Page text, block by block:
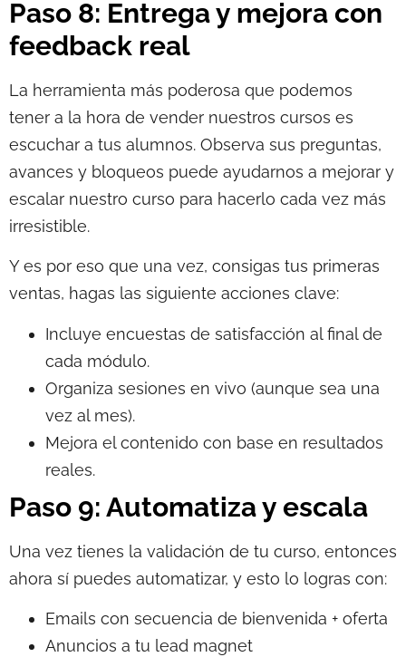
Paso 8: Entrega y mejora con
feedback real
La herramienta más poderosa que podemos
tener a la hora de vender nuestros cursos es
escuchar a tus alumnos. Observa sus preguntas,
avances y bloqueos puede ayudarnos a mejorar y
escalar nuestro curso para hacerlo cada vez más
irresistible.
Y es por eso que una vez, consigas tus primeras
ventas, hagas las siguiente acciones clave:
Incluye encuestas de satisfacción al final de
cada módulo.
Organiza sesiones en vivo (aunque sea una
vez al mes).
Mejora el contenido con base en resultados
reales.
Paso 9: Automatiza y escala
Una vez tienes la validación de tu curso, entonces
ahora sí puedes automatizar, y esto lo logras con:
Emails con secuencia de bienvenida + oferta
Anuncios a tu lead magnet